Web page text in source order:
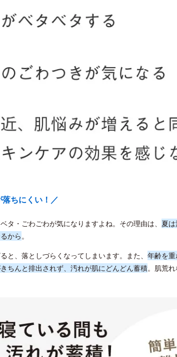
ちにくい！／
タ・ごわごわが気になりますよね。その理由は、 夏
から 。
と、落としづらくなってしまいます。また、 年齢を
ちんと排出されず、汚れが肌にどんどん蓄積。肌荒